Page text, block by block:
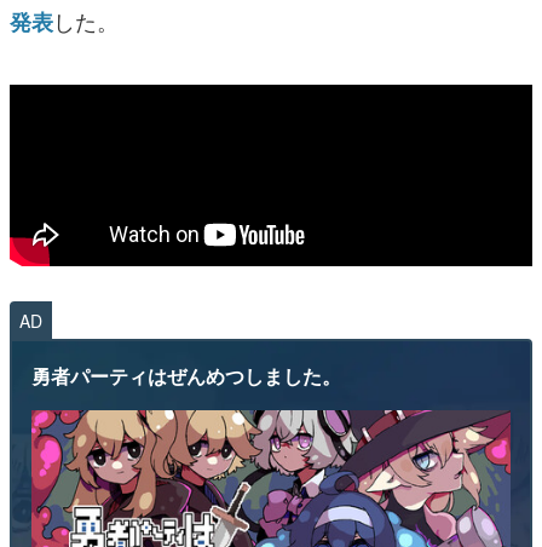
発表した。
AD
勇者パーティはぜんめつしました。